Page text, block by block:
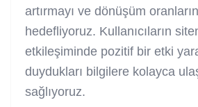
artırmayı ve dönüşüm
hedefliyoruz. Kullanıcıların
etkileşiminde pozitif bir etki
duydukları bilgilere kolayca
sağlıyoruz.